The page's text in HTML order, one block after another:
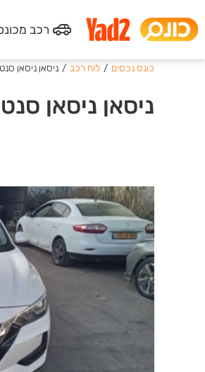
רכב
כונס נכסים / לוח רכב / ניסאן ניסאן סנטרה
ניסאן ניסאן סנטרה